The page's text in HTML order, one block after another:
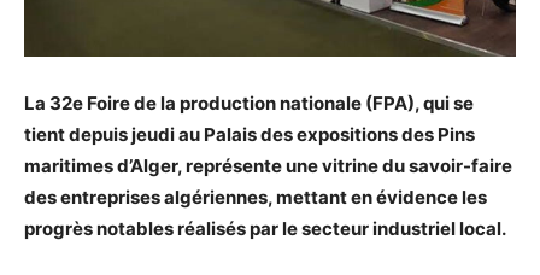
La 32e Foire de la production nationale (FPA), qui se
tient depuis jeudi au Palais des expositions des Pins
maritimes d’Alger, représente une vitrine du savoir-faire
des entreprises algériennes, mettant en évidence les
progrès notables réalisés par le secteur industriel local.